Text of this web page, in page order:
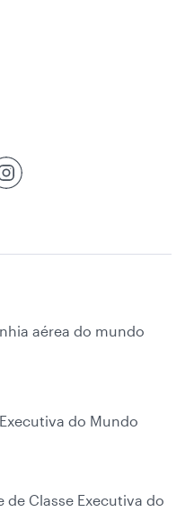
aérea do mundo
do Mundo
de Classe Executiva do